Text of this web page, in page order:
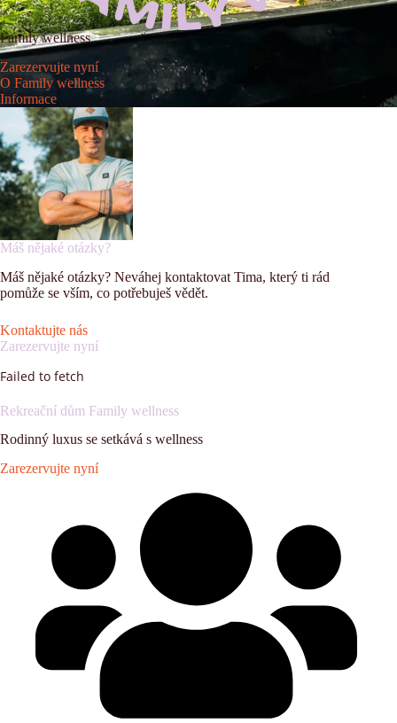
Family wellness
Zarezervujte nyní
O Family wellness
Informace
Máš nějaké otázky?
Máš nějaké otázky? Neváhej kontaktovat Tima, který ti rád
pomůže se vším, co potřebuješ vědět.
Kontaktujte nás
Zarezervujte nyní
Failed to fetch
Rekreační dům Family wellness
Rodinný luxus se setkává s wellness
Zarezervujte nyní